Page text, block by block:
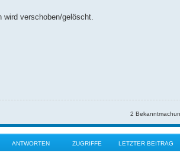
wird verschoben/gelöscht.
2
ANTWORTEN ZUGRIFFE LETZTER BEITRAG